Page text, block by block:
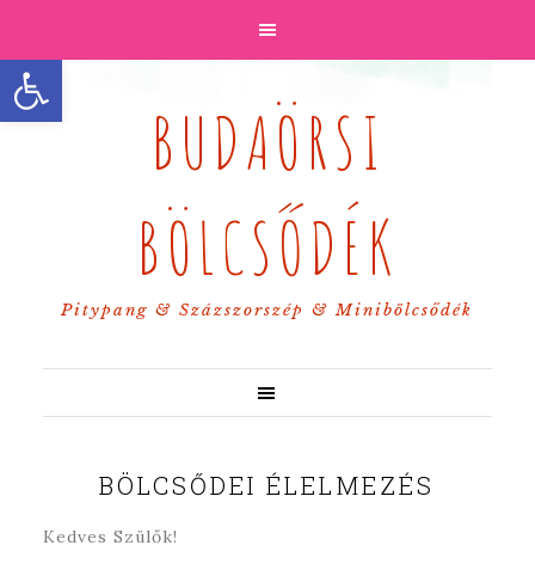
Eszköztár megnyitása
BUDAÖRSI
BÖLCSŐDÉK
Pitypang & Százszorszép & Minibölcsődék
BÖLCSŐDEI ÉLELMEZÉS
Kedves Szülők!